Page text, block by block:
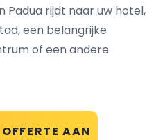
AAN
Padua rijdt naar uw hotel,
een belangrijke
of een andere